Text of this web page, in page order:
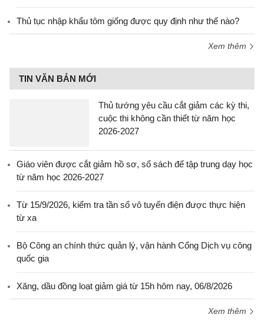
Thủ tục nhập khẩu tôm giống được quy định như thế nào?
Xem thêm
TIN VĂN BẢN MỚI
Thủ tướng yêu cầu cắt giảm các kỳ thi,
cuộc thi không cần thiết từ năm học
2026-2027
Giáo viên được cắt giảm hồ sơ, sổ sách để tập trung dạy học
từ năm học 2026-2027
Từ 15/9/2026, kiểm tra tần số vô tuyến điện được thực hiện
từ xa
Bộ Công an chính thức quản lý, vận hành Cổng Dịch vụ công
quốc gia
Xăng, dầu đồng loạt giảm giá từ 15h hôm nay, 06/8/2026
Xem thêm